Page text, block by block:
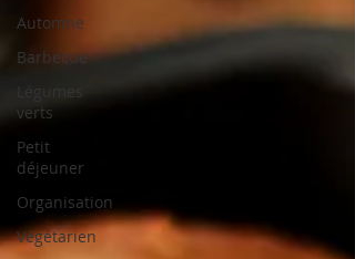
Automne
Barbecue
Légumes
verts
Petit
déjeuner
Organisation
Végétarien